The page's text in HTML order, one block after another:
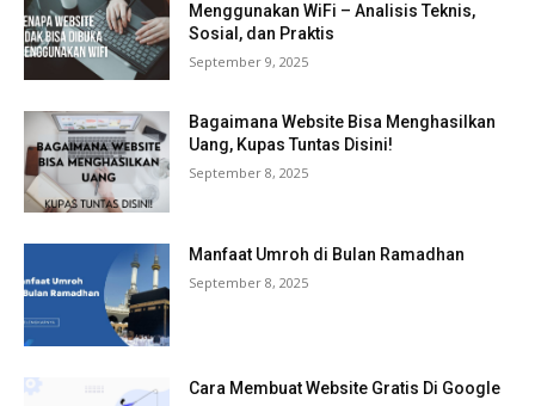
Menggunakan WiFi – Analisis Teknis,
Sosial, dan Praktis
September 9, 2025
Bagaimana Website Bisa Menghasilkan
Uang, Kupas Tuntas Disini!
September 8, 2025
Manfaat Umroh di Bulan Ramadhan
September 8, 2025
Cara Membuat Website Gratis Di Google